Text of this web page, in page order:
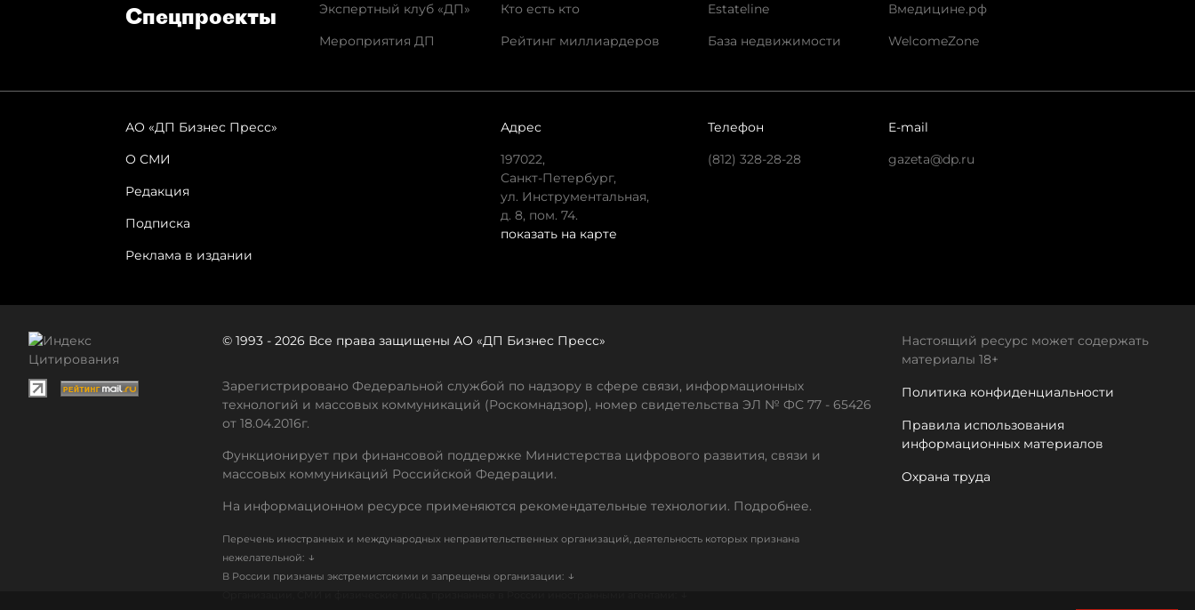
Спец­проекты
Экспертный клуб «ДП»
Мероприятия ДП
Кто есть кто
Рейтинг миллиардеров
Estateline
База недвижимости
Вмедицине.рф
WelcomeZone
АО «ДП Бизнес Пресс»
О СМИ
Редакция
Подписка
Реклама в издании
Адрес
197022,
Санкт-Петербург,
ул. Инструментальная,
д. 8, пом. 74.
показать на карте
Телефон
(812) 328-28-28
E-mail
gazeta@dp.ru
© 1993 - 2026 Все права защищены АО «ДП Бизнес Пресс»
Зарегистрировано Федеральной службой по надзору в сфере связи, информационных
технологий и массовых коммуникаций (Роскомнадзор), номер свидетельства ЭЛ № ФС 77 - 65426
от 18.04.2016г.
Функционирует при финансовой поддержке Министерства цифрового развития, связи и
массовых коммуникаций Российской Федерации.
На информационном ресурсе применяются рекомендательные технологии. Подробнее.
Перечень иностранных и международных неправительственных организаций, деятельность которых признана
нежелательной: ↓
В России признаны экстремистскими и запрещены организации: ↓
Настоящий ресурс может содержать
материалы 18+
Политика конфиденциальности
Правила использования
информационных материалов
Охрана труда